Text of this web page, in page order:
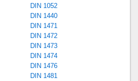
DIN 1052
DIN 1440
DIN 1471
DIN 1472
DIN 1473
DIN 1474
DIN 1476
DIN 1481